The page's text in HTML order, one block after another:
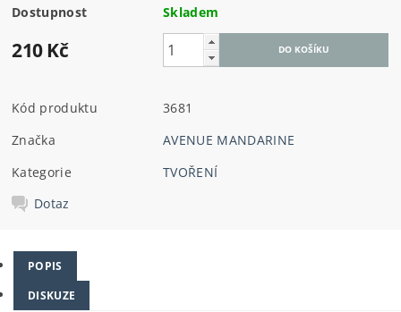
Dostupnost Skladem
210 Kč
Kód produktu
3681
Značka
AVENUE MANDARINE
Kategorie
TVOŘENÍ
Dotaz
POPIS
DISKUZE